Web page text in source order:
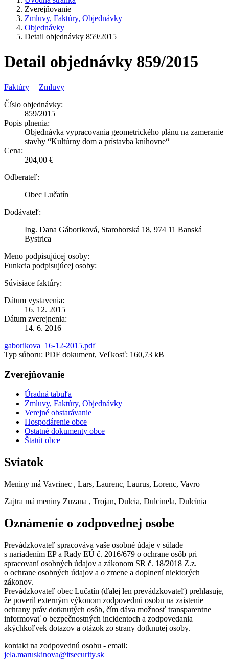
Zverejňovanie
Zmluvy, Faktúry, Objednávky
Objednávky
Detail objednávky 859/2015
Detail objednávky 859/2015
Faktúry | Zmluvy
Číslo objednávky:
859/2015
Popis plnenia:
Objednávka vypracovania geometrického plánu na zameranie
stavby “Kultúrny dom a prístavba knihovne“
Cena:
204,00 €
Odberateľ:
Obec Lučatín
Dodávateľ:
Ing. Dana Gáboriková, Starohorská 18, 974 11 Banská
Bystrica
Meno podpisujúcej osoby:
Funkcia podpisujúcej osoby:
Súvisiace faktúry:
Dátum vystavenia:
16. 12. 2015
Dátum zverejnenia:
14. 6. 2016
gaborikova_16-12-2015.pdf
Typ súboru: PDF dokument, Veľkosť: 160,73 kB
Zverejňovanie
Úradná tabuľa
Zmluvy, Faktúry, Objednávky
Verejné obstarávanie
Hospodárenie obce
Ostatné dokumenty obce
Štatút obce
Sviatok
Meniny má Vavrinec , Lars, Laurenc, Laurus, Lorenc, Vavro
Zajtra má meniny Zuzana , Trojan, Dulcia, Dulcinela, Dulcínia
Oznámenie o zodpovednej osobe
Prevádzkovateľ spracováva vaše osobné údaje v súlade
s nariadením EP a Rady EÚ č. 2016/679 o ochrane osôb pri
spracovaní osobných údajov a zákonom SR č. 18/2018 Z.z.
o ochrane osobných údajov a o zmene a doplnení niektorých
zákonov.
Prevádzkovateľ obec Lučatín (ďalej len prevádzkovateľ) prehlasuje,
že poveril externým výkonom zodpovednú osobu na zaistenie
ochrany práv dotknutých osôb, čím dáva možnosť transparentne
informovať o bezpečnostných incidentoch a zodpovedania
akýchkoľvek dotazov a otázok zo strany dotknutej osoby.
kontakt na zodpovednú osobu - email:
jela.maruskinova@itsecurity.sk